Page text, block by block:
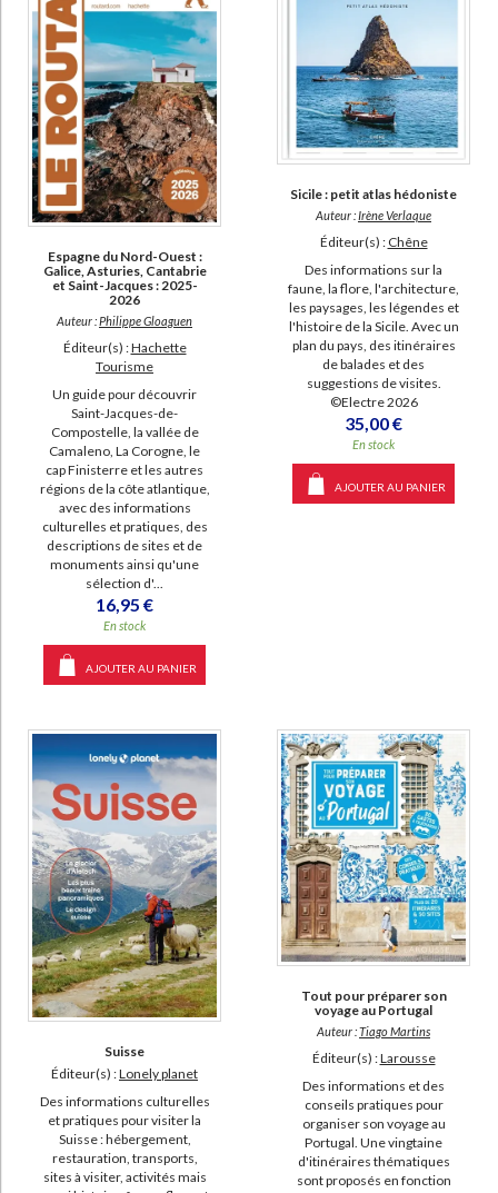
Espagne du Nord-Ouest :
Galice, Asturies, Cantabrie
et Saint-Jacques : 2025-
2026
Auteur :Philippe Gloaguen
Éditeur(s) :Hachette
Tourisme
Un guide pour découvrir
Saint-Jacques-de-
Compostelle, la vallée de
Camaleno, La Corogne, le
cap Finisterre et les autres
régions de la côte atlantique,
avec des informations
culturelles et pratiques, des
descriptions de sites et de
monuments ainsi qu'une
sélection d'...
16,95 €
En stock
AJOUTER AU PANIER
Sicile : petit atlas hédoniste
Auteur : Irène Verlaque
Éditeur(s) : Chêne
Des informations sur la
faune, la flore, l'architecture,
les paysages, les légendes et
l'histoire de la Sicile. Avec un
plan du pays, des itinéraires
de balades et des
suggestions de visites.
©Electre 2026
35,00 €
En stock
AJOUTER AU PANIER
Suisse
Éditeur(s) :Lonely planet
Des informations culturelles
et pratiques pour visiter la
Suisse : hébergement,
restauration, transports,
sites à visiter, activités mais
Tout pour préparer son
voyage au Portugal
Auteur :Tiago Martins
Éditeur(s) :Larousse
Des informations et des
conseils pratiques pour
organiser son voyage au
Portugal. Une vingtaine
d'itinéraires thématiques
sont proposés en fonction